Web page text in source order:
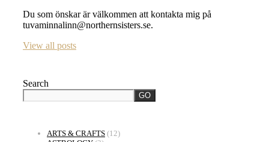
Du som önskar är välkommen att kontakta mig på
tuvaminnalinn@northernsisters.se.
View all posts
Search
GO
ARTS & CRAFTS (12)